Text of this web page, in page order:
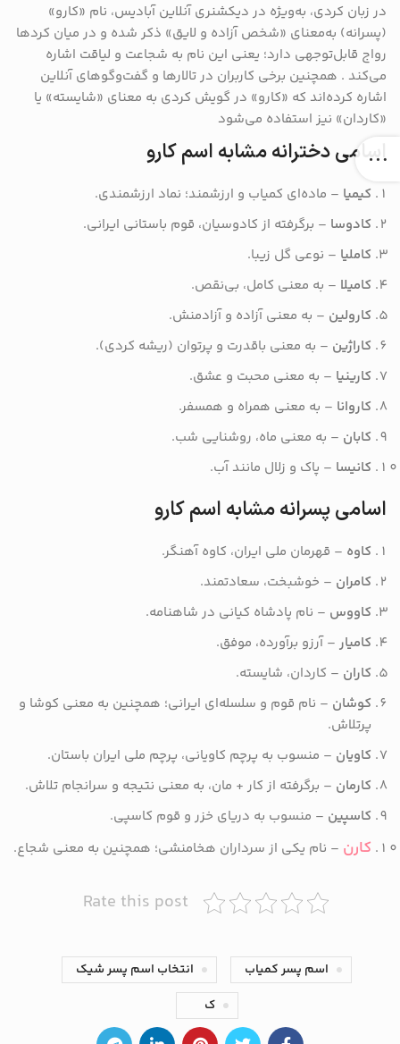
در زبان کردی، به‌ویژه در دیکشنری آنلاین آبادیس، نام «کارو»
(پسرانه) به‌معنای «شخص آزاده و لایق» ذکر شده و در میان کردها
رواج قابل‌توجهی دارد؛ یعنی این نام به شجاعت و لیاقت اشاره
می‌کند . همچنین برخی کاربران در تالارها و گفت‌وگوهای آنلاین
اشاره کرده‌اند که «کارو» در گویش کردی به معنای «شایسته» یا
«کاردان» نیز استفاده می‌شود
اسامی دخترانه مشابه اسم کارو
کیمیا – ماده‌ای کمیاب و ارزشمند؛ نماد ارزشمندی.
کادوسا – برگرفته از کادوسیان، قوم باستانی ایرانی.
کاملیا – نوعی گل زیبا.
کامیلا – به معنی کامل، بی‌نقص.
کارولین – به معنی آزاده و آزادمنش.
کاراژین – به معنی باقدرت و پرتوان (ریشه کردی).
کارینیا – به معنی محبت و عشق.
کاروانا – به معنی همراه و همسفر.
کابان – به معنی ماه، روشنایی شب.
کانیسا – پاک و زلال مانند آب.
اسامی پسرانه مشابه اسم کارو
کاوه – قهرمان ملی ایران، کاوه آهنگر.
کامران – خوشبخت، سعادتمند.
کاووس – نام پادشاه کیانی در شاهنامه.
کامیار – آرزو برآورده، موفق.
کاران – کاردان، شایسته.
کوشان – نام قوم و سلسله‌ای ایرانی؛ همچنین به معنی کوشا و
پرتلاش.
کاویان – منسوب به پرچم کاویانی، پرچم ملی ایران باستان.
کارمان – برگرفته از کار + مان، به معنی نتیجه و سرانجام تلاش.
کاسپین – منسوب به دریای خزر و قوم کاسپی.
کارن – نام یکی از سرداران هخامنشی؛ همچنین به معنی شجاع.
Rate this post
اسم پسر کمیاب
انتخاب اسم پسر شیک
ک